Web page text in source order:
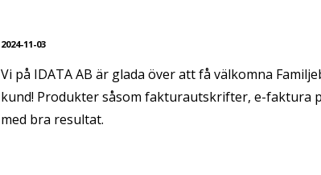
2024-11-03
Vi på IDATA AB är glada över att få välkomna
kund! Produkter såsom fakturautskrifter, e-faktura
med bra resultat.